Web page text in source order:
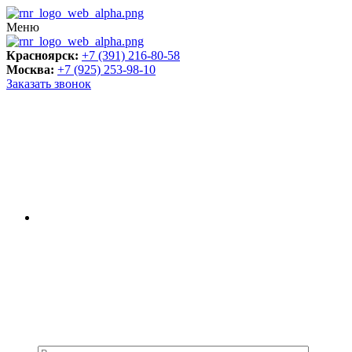
Меню
Красноярск: +7 (391) 216-80-58
Москва: +7 (925) 253-98-10
Заказать звонок